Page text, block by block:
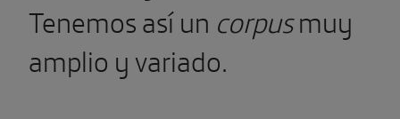
Tenemos así un corpusmuy
amplio y variado.